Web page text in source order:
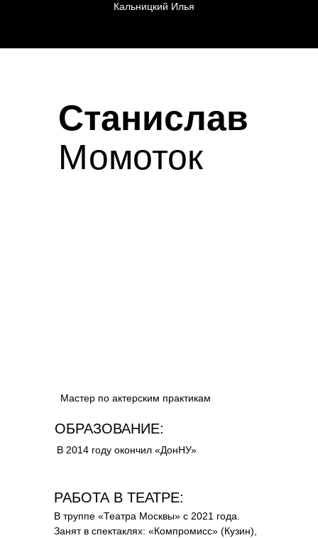
Кальницкий Илья
Станислав
Момоток
Мастер по актерским практикам
ОБРАЗОВАНИЕ:
В труппе «Театра Москвы» с 2021 года.
Занят в спектаклях: «Компромисс» (Кузин),
РАБОТА В ТЕАТРЕ:
В 2014 году окончил «ДонНУ»